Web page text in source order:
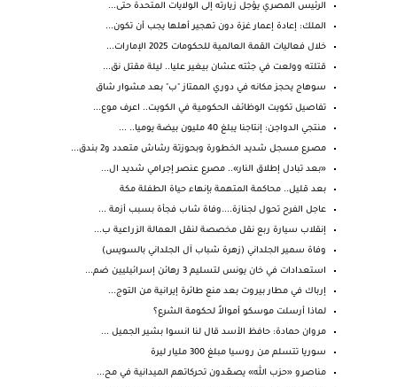
الرئيس المصري يؤجل زيارته إلى الولايات المتحدة حتى...
الملك: إعادة إعمار غزة دون تهجير أهلها يجب أن تكون...
خلال فعاليات القمة العالمية للحكومات 2025 الإمارات...
قتلته وولعت في جثته عشان بيغير عليا.. ليلة مقتل نق...
سوهاج يحجز مكانه في دوري الممتاز "ب" بعد مشوار شاق
تفاصيل تكويت الوظائف الحكومية في الكويت.. اعرف موع...
منتجي الدواجن: إنتاجنا يبلغ 40 مليون بيضة يوميا.. ...
مصـرع مسجل شديد الخطورة وبحوزتة رشاش متعدد و2 بندق...
«بعد تبادل إطلاق النار».. مصرع عنصر إجرامي شديد ال...
بعد قليل.. محاكمة المتهمة بإنهاء حياة الطفلة مكة
عاجل الفرح تحول لجنازة....وفاة شاب فجأة بسبب أزمة ...
إنقلاب سيارة ربع نقل مخصصة لنقل العمالة الزراعية ب...
وفاة سمير الجلداني (زهرة شباب آل الجلداني بالسويس)
استعدادات في خان يونس لتسليم 3 رهائن إسرائيليين ضم...
إرباك في مطار بيروت بعد منع طائرة إيرانية من التوج...
لماذا أرسلت موسكو أموالاً لحكومة الشرع؟
مروان حمادة: حافظ الأسد قال لنا انسوا بشير الجميل ...
سوريا تتسلم من روسيا مبلغ 300 مليار ليرة
مناصرو «حزب الله» يصعّدون تحركاتهم الميدانية في مح...